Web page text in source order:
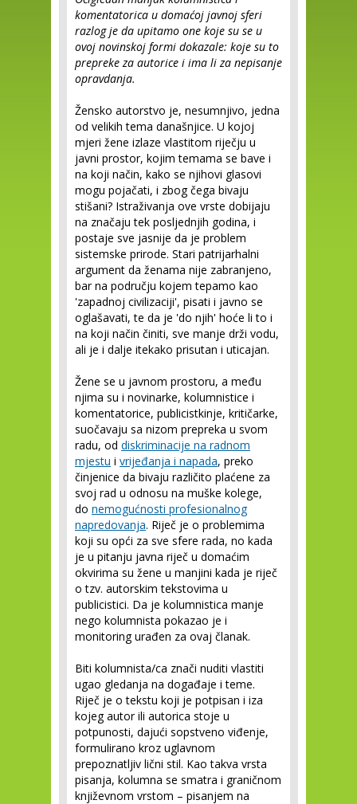
komentatorica u domaćoj javnoj sferi
razlog je da upitamo one koje su se u
ovoj novinskoj formi dokazale: koje su to
prepreke za autorice i ima li za nepisanje
opravdanja.
Žensko autorstvo je, nesumnjivo, jedna
od velikih tema današnjice. U kojoj
mjeri žene izlaze vlastitom riječju u
javni prostor, kojim temama se bave i
na koji način, kako se njihovi glasovi
mogu pojačati, i zbog čega bivaju
stišani? Istraživanja ove vrste dobijaju
na značaju tek posljednjih godina, i
postaje sve jasnije da je problem
sistemske prirode. Stari patrijarhalni
argument da ženama nije zabranjeno,
bar na području kojem tepamo kao
'zapadnoj civilizaciji', pisati i javno se
oglašavati, te da je 'do njih' hoće li to i
na koji način činiti, sve manje drži vodu,
ali je i dalje itekako prisutan i uticajan.
Žene se u javnom prostoru, a među
njima su i novinarke, kolumnistice i
komentatorice, publicistkinje, kritičarke,
suočavaju sa nizom prepreka u svom
radu, od diskriminacije na radnom
mjestu i vrijeđanja i napada, preko
činjenice da bivaju različito plaćene za
svoj rad u odnosu na muške kolege,
do nemogućnosti profesionalnog
napredovanja. Riječ je o problemima
koji su opći za sve sfere rada, no kada
je u pitanju javna riječ u domaćim
okvirima su žene u manjini kada je riječ
o tzv. autorskim tekstovima u
publicistici. Da je kolumnistica manje
nego kolumnista pokazao je i
monitoring urađen za ovaj članak.
Biti kolumnista/ca znači nuditi vlastiti
ugao gledanja na događaje i teme.
Riječ je o tekstu koji je potpisan i iza
kojeg autor ili autorica stoje u
potpunosti, dajući sopstveno viđenje,
formulirano kroz uglavnom
prepoznatljiv lični stil. Kao takva vrsta
pisanja, kolumna se smatra i graničnom
književnom vrstom – pisanjem na